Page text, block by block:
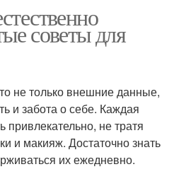
советы для
не только внешние данные,
и забота о себе. Каждая
не тратя
и макияж. Достаточно знать
их ежедневно.